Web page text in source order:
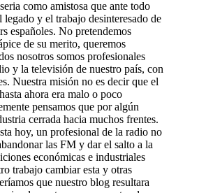
como amistosa que ante todo
legado y el trabajo desinteresado de
españoles. No pretendemos
de su merito, queremos
nosotros somos profesionales
y la televisión de nuestro país, con
Nuestra misión no es decir que el
ahora era malo o poco
pensamos que por algún
cerrada hacia muchos frentes.
hoy, un profesional de la radio no
las FM y dar el salto a la
económicas e industriales
trabajo cambiar esta y otras
que nuestro blog resultara